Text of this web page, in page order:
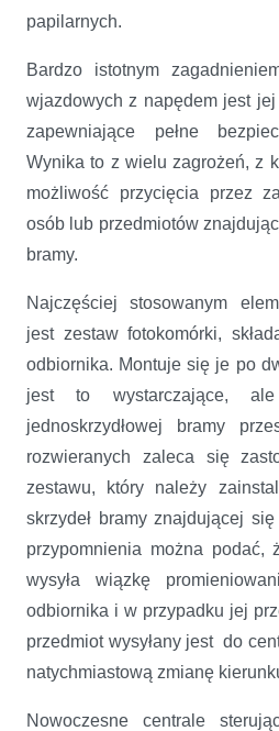
papilarnych.
Bardzo istotnym
wjazdowych z napędem jest
zapewniające pełne
Wynika to z wielu zagrożeń, z
możliwość przycięcia przez
osób lub przedmiotów
bramy.
Najczęściej stosowanym
jest zestaw fotokomórki,
odbiornika. Montuje się je po
jest to wystarczające,
jednoskrzydłowej bramy
rozwieranych zaleca się
zestawu, który należy
skrzydeł bramy znajdującej
przypomnienia można podać,
wysyła wiązkę
odbiornika i w przypadku jej
przedmiot wysyłany jest do
natychmiastową zmianę
Nowoczesne centrale